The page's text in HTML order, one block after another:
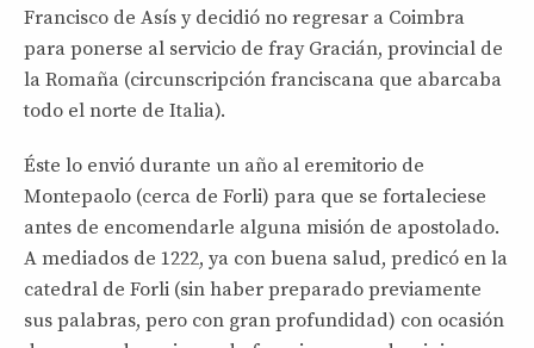
Francisco de Asís y decidió no regresar a Coimbra
para ponerse al servicio de fray Gracián, provincial de
la Romaña (circunscripción franciscana que abarcaba
todo el norte de Italia).
Éste lo envió durante un año al eremitorio de
Montepaolo (cerca de Forli) para que se fortaleciese
antes de encomendarle alguna misión de apostolado.
A mediados de 1222, ya con buena salud, predicó en la
catedral de Forli (sin haber preparado previamente
sus palabras, pero con gran profundidad) con ocasión